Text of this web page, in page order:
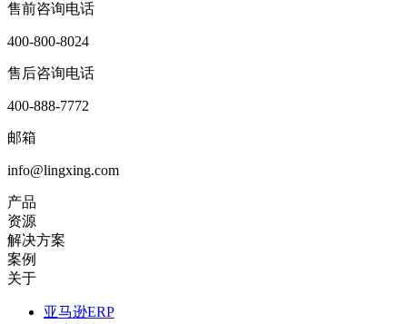
售前咨询电话
400-800-8024
售后咨询电话
400-888-7772
邮箱
info@lingxing.com
产品
资源
解决方案
案例
关于
亚马逊ERP